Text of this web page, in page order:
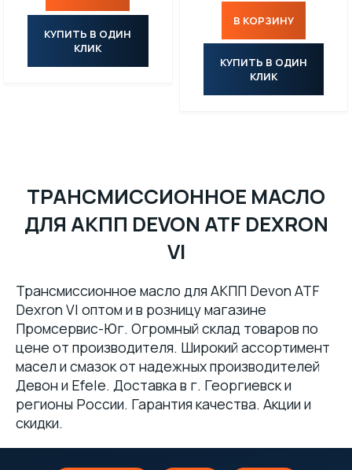
КУПИТЬ В ОДИН
КЛИК
В КОРЗИНУ
КУПИТЬ В ОДИН
КЛИК
ТРАНСМИССИОННОЕ МАСЛО
ДЛЯ АКПП DEVON ATF DEXRON
VI
Трансмиссионное масло для АКПП Devon ATF
Dexron VI оптом и в розницу магазине
Промсервис-Юг. Огромный склад товаров по
цене от производителя. Широкий ассортимент
масел и смазок от надежных производителей
Девон и Efele. Доставка в г. Георгиевск и
регионы России. Гарантия качества. Акции и
скидки.